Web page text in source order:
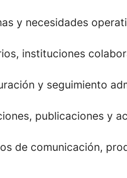
y necesidades
instituciones
y seguimiento
publicaciones y
de comunicación,